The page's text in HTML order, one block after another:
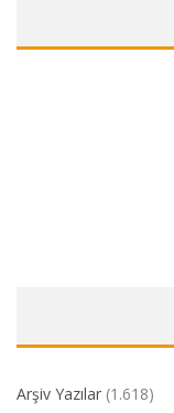
Arşiv Yazılar (1.618)